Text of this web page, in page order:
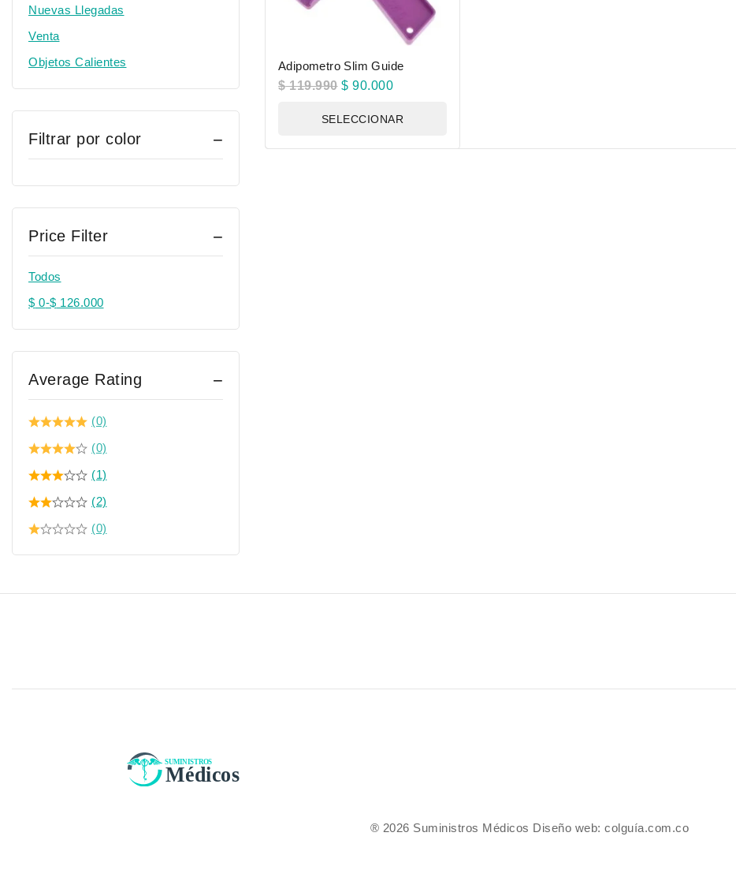
Adipometro Slim Guide
$119.990 $ 90.000
SELECCIONAR
Nuevas Llegadas
Venta
Objetos Calientes
Filtrar por color
Price Filter
Todos
$ 0-$ 126.000
Average Rating
(0)
(0)
(1)
(2)
(0)
® 2026 Suministros Médicos Diseño web:colguía.com.co